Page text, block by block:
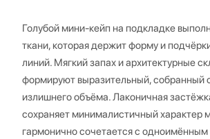
Голубой мини-кейп на подкладке
ткани, которая держит форму и
линий. Мягкий запах и архитектурные
формируют выразительный, собранный
излишнего объёма. Лаконичная
сохраняет минималистичный характер
гармонично сочетается с одноимённым